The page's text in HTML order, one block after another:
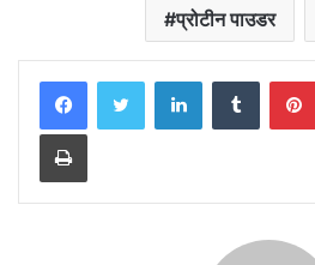
प्रोटीन पाउडर
LinkedInTumblr
Print